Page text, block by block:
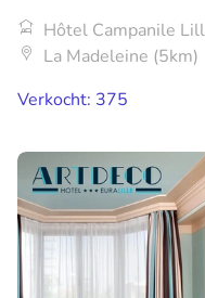
Hôtel Campanile
La Madeleine (5km)
Verkocht: 375